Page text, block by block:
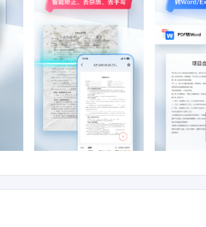
转换为Word格式，支持表格识别并提取输出为Excel
版。【文字识别提取】OCR精准识别多种语言文字并
档，告别手动码字。【高效翻译神器】拍照扫描，即
应，理解更方便【纸质文件去除手写笔迹】试卷去手
效学习【云盘安全存储】云盘存储安全可靠，一键同
随时随地查阅文档，下载文档，让工作学习更高效，
高——都谁在用口袋扫描仪——职场人：手机在手，随
享导出PDF扫描件，随时调阅查阅，文件管理有序，
、个人证件、扫描提交纸质作业，一键分享，随时查阅
新演练，省钱又高效老师：课堂重点板书内容一键扫
个性化教学，老师家长互相信任安心。医生：扫描电
的后勤保障！如果您遇到了什么问题，可以在客服后